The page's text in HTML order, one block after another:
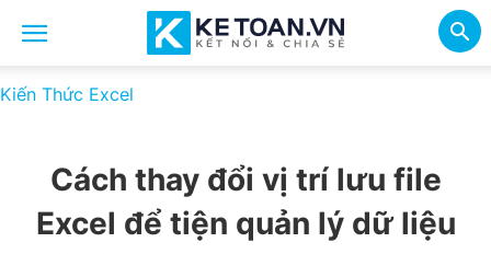
Kiến Thức Excel
Cách thay đổi vị trí lưu file
Excel để tiện quản lý dữ liệu